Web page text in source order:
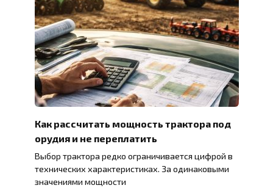
Как рассчитать мощность трактора под
орудия и не переплатить
Выбор трактора редко ограничивается цифрой в
технических характеристиках. За одинаковыми
значениями мощности